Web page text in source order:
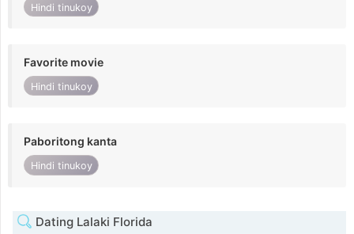
Hindi tinukoy
Favorite movie
Hindi tinukoy
Paboritong kanta
Hindi tinukoy
Dating Lalaki Florida